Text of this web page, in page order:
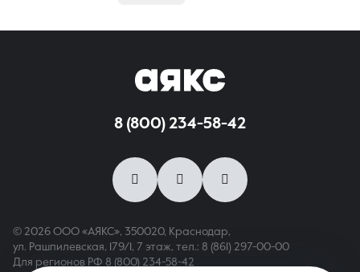
8 (800) 234-58-42
© 2026 ООО «АЯКС», 350020, Краснодар,
ул. Рашпилевская, 179/1, 7 этаж, тел.: 8 (861) 297-00-00
Для регионов РФ 8 (800) 234-58-42